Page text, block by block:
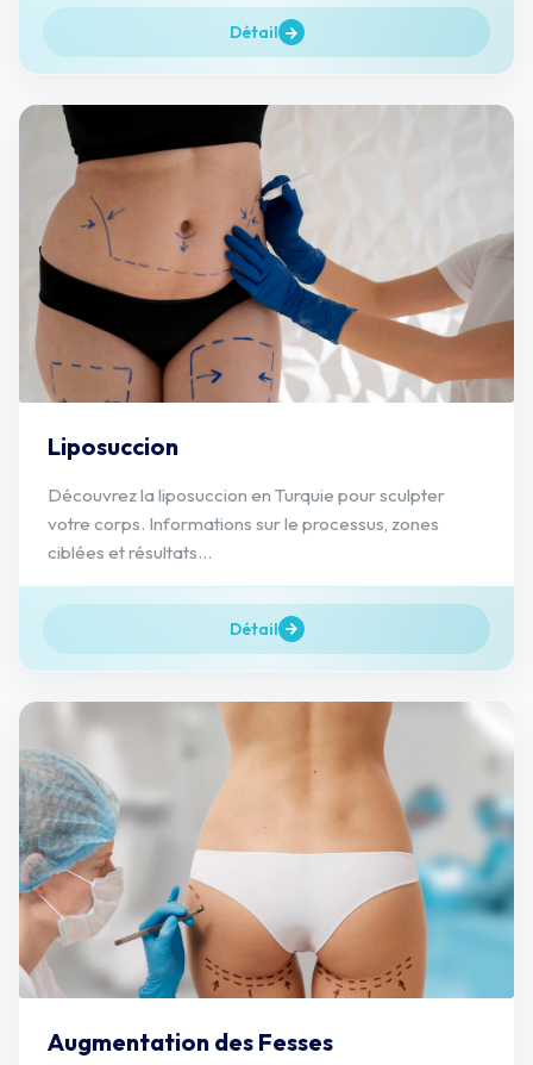
Détail
Liposuccion
Découvrez la liposuccion en Turquie pour sculpter
votre corps. Informations sur le processus, zones
ciblées et résultats...
Détail
Augmentation des Fesses